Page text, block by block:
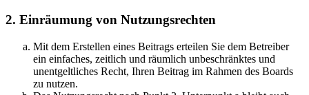
2. Einräumung von Nutzungsrechten
Mit dem Erstellen eines Beitrags erteilen Sie dem Betreiber
ein einfaches, zeitlich und räumlich unbeschränktes und
unentgeltliches Recht, Ihren Beitrag im Rahmen des Boards
zu nutzen.